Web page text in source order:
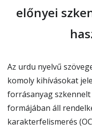
előnyei
Az urdu nyelvű
komoly kihívásokat
forrásanyag
formájában áll
karakterfelismerés